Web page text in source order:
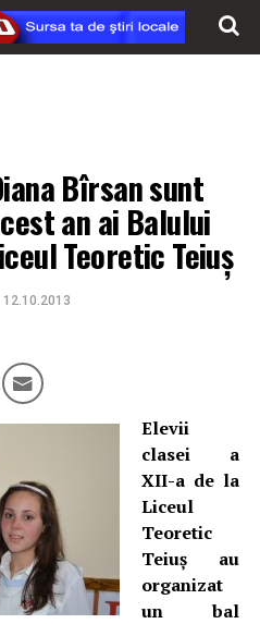
Bîrsan sunt
an ai Balului
Teoretic Teiuş
12.10.2013
Elevii
clasei a
XII-a de la
Liceul
Teoretic
Teiuş au
organizat
un bal